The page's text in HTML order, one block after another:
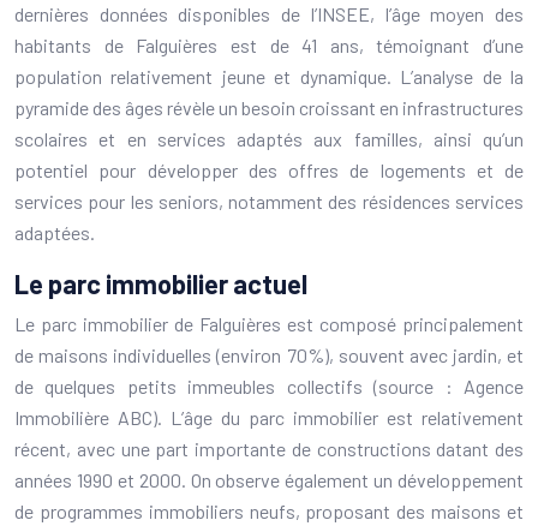
dernières données disponibles de l’INSEE, l’âge moyen des
habitants de Falguières est de 41 ans, témoignant d’une
population relativement jeune et dynamique. L’analyse de la
pyramide des âges révèle un besoin croissant en infrastructures
scolaires et en services adaptés aux familles, ainsi qu’un
potentiel pour développer des offres de logements et de
services pour les seniors, notamment des résidences services
adaptées.
Le parc immobilier actuel
Le parc immobilier de Falguières est composé principalement
de maisons individuelles (environ 70%), souvent avec jardin, et
de quelques petits immeubles collectifs (source : Agence
Immobilière ABC). L’âge du parc immobilier est relativement
récent, avec une part importante de constructions datant des
années 1990 et 2000. On observe également un développement
de programmes immobiliers neufs, proposant des maisons et